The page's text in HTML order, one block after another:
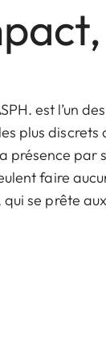
est l’un
plus discrets
présence par
faire
se prête